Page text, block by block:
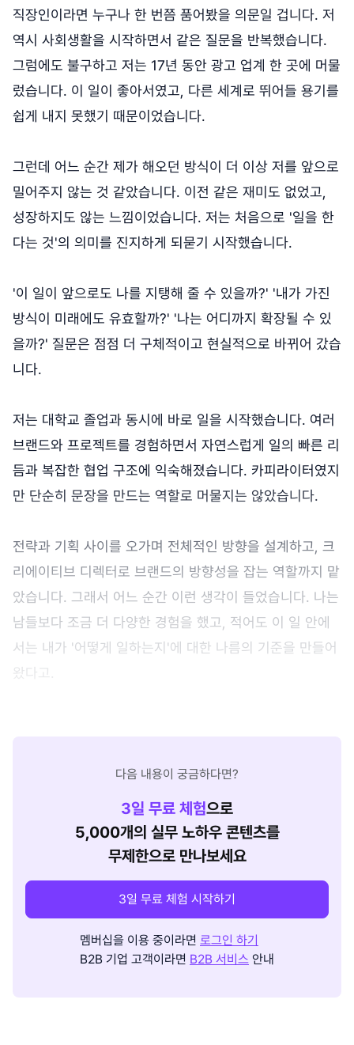
직장인이라면 누구나 한 번쯤 품어봤을 의문일 겁니다. 저
역시 사회생활을 시작하면서 같은 질문을 반복했습니다.
그럼에도 불구하고 저는 17년 동안 광고 업계 한 곳에 머물
렀습니다. 이 일이 좋아서였고, 다른 세계로 뛰어들 용기를
쉽게 내지 못했기 때문이었습니다.
그런데 어느 순간 제가 해오던 방식이 더 이상 저를 앞으로
밀어주지 않는 것 같았습니다. 이전 같은 재미도 없었고,
성장하지도 않는 느낌이었습니다. 저는 처음으로 '일을 한
다는 것'의 의미를 진지하게 되묻기 시작했습니다.
'이 일이 앞으로도 나를 지탱해 줄 수 있을까?' '내가 가진
방식이 미래에도 유효할까?' '나는 어디까지 확장될 수 있
을까?' 질문은 점점 더 구체적이고 현실적으로 바뀌어 갔습
니다.
저는 대학교 졸업과 동시에 바로 일을 시작했습니다. 여러
브랜드와 프로젝트를 경험하면서 자연스럽게 일의 빠른 리
듬과 복잡한 협업 구조에 익숙해졌습니다. 카피라이터였지
만 단순히 문장을 만드는 역할로 머물지는 않았습니다.
전략과 기획 사이를 오가며 전체적인 방향을 설계하고, 크
리에이티브 디렉터로 브랜드의 방향성을 잡는 역할까지 맡
았습니다. 그래서 어느 순간 이런 생각이 들었습니다. 나는
남들보다 조금 더 다양한 경험을 했고, 적어도 이 일 안에
서는 내가 '어떻게 일하는지'에 대한 나름의 기준을 만들어
왔다고.
다음 내용이 궁금하다면?
3일 무료 체험으로
5,000개의 실무 노하우 콘텐츠를
무제한으로 만나보세요
3일 무료 체험 시작하기
멤버십을 이용 중이라면 로그인 하기
B2B 기업 고객이라면 B2B 서비스 안내